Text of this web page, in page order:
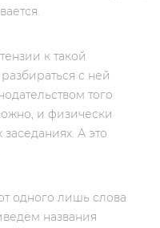
к такой
с ней
того
и физически
заседаниях. А это
одного лишь слова
названия